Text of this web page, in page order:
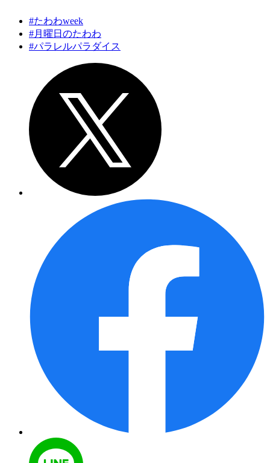
#たわわweek
#月曜日のたわわ
#パラレルパラダイス